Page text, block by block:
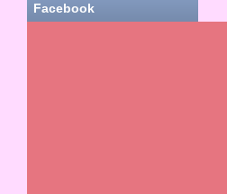
Facebook